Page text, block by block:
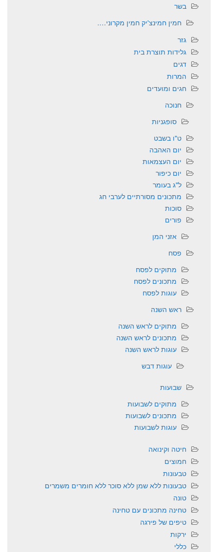
בשר
חמין חמינצ'יק חמין מקרוני….
גזר
גלידות תוצרת בית
דגים
המרות
חגים ומועדים
חנוכה
סופגניות
ט"ו בשבט
יום האהבה
יום העצמאות
יום כיפור
ל"ג בעומר
מתכונים מסורתיים לערבי חג
סוכות
פורים
אזני המן
פסח
מתוקים לפסח
מתכונים לפסח
עוגות לפסח
ראש השנה
מתוקים לראש השנה
מתכונים לראש השנה
עוגות לראש השנה
עוגות דבש
שבועות
מתוקים לשבועות
מתכונים לשבועות
עוגות לשבועות
חיטה וקינואה
חמוצים
טבעונות
טבעונות ללא שמן ללא סוכר ללא חומרים משמרים
טונה
טחינה מתכונים עם טחינה
טיפים של פירגה
ירקות
כללי